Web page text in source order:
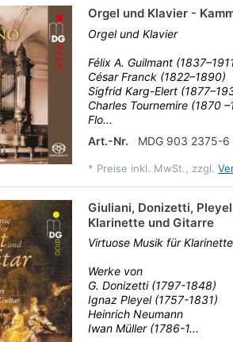
Orgel und Klavier -
Orgel und Klavier
Félix A. Guilmant
César Franck (1822–1890)
Sigfrid Karg-Elert
Charles Tournemire (1870
Flo...
Art.-Nr.
MDG 903 2375-6
* Preise inkl. MwSt., zzgl.
Giuliani, Donizetti,
Klarinette und Gitarre
Virtuose Musik für
Werke von
G. Donizetti (1797-1848)
Ignaz Pleyel (1757-1831)
Heinrich Neumann
Iwan Müller (1786-1...